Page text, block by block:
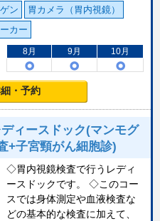
ン
胃カメラ（胃内視鏡）
カー
8月 9月 10月
・予約
ィースドック(マンモグ
+子宮頸がん細胞診)
◇胃内視鏡検査で行うレディ
ースドックです。 ◇このコー
スでは身体測定や血液検査な
どの基本的な検査に加えて、